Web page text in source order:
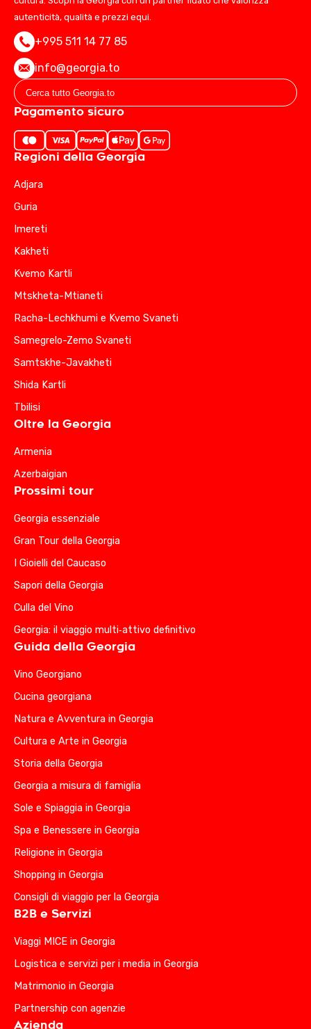
autenticità, qualità e prezzi equi.
+995 511 14 77 85
info@georgia.to
Pagamento sicuro
Regioni della Georgia
Adjara
Guria
Imereti
Kakheti
Kvemo Kartli
Mtskheta-Mtianeti
Racha-Lechkhumi e Kvemo Svaneti
Samegrelo-Zemo Svaneti
Samtskhe-Javakheti
Shida Kartli
Tbilisi
Oltre la Georgia
Armenia
Azerbaigian
Prossimi tour
Georgia essenziale
Gran Tour della Georgia
I Gioielli del Caucaso
Sapori della Georgia
Culla del Vino
Georgia: il viaggio multi‑attivo definitivo
Guida della Georgia
Vino Georgiano
Cucina georgiana
Natura e Avventura in Georgia
Cultura e Arte in Georgia
Storia della Georgia
Georgia a misura di famiglia
Sole e Spiaggia in Georgia
Spa e Benessere in Georgia
Religione in Georgia
Shopping in Georgia
Consigli di viaggio per la Georgia
B2B e Servizi
Viaggi MICE in Georgia
Logistica e servizi per i media in Georgia
Matrimonio in Georgia
Partnership con agenzie
Azienda